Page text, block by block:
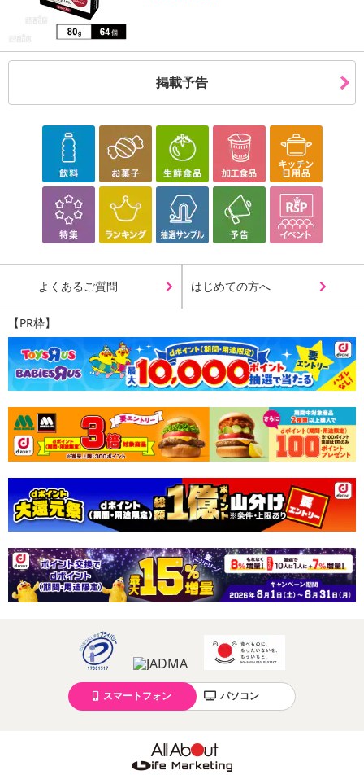
掲載予告
よくあるご質問 はじめての方へ
【PR枠】
スマートフォン パソコン